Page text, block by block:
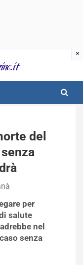
del
per
salute
nel
senza